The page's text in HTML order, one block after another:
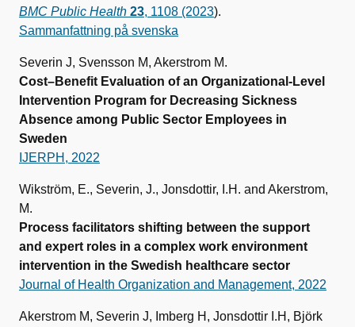
BMC Public Health 23, 1108 (2023).
Sammanfattning på svenska
Severin J, Svensson M, Akerstrom M.
Cost–Benefit Evaluation of an Organizational-Level
Intervention Program for Decreasing Sickness
Absence among Public Sector Employees in
Sweden
IJERPH, 2022
Wikström, E., Severin, J., Jonsdottir, I.H. and Akerstrom,
M.
Process facilitators shifting between the support
and expert roles in a complex work environment
intervention in the Swedish healthcare sector
Journal of Health Organization and Management, 2022
Akerstrom M, Severin J, Imberg H, Jonsdottir I.H, Björk